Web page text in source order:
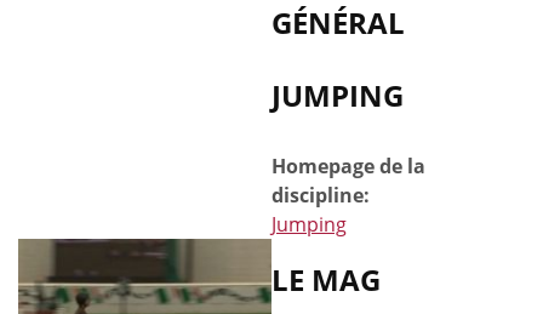
GÉNÉRAL
JUMPING
Homepage de la
discipline:
Jumping
LE MAG